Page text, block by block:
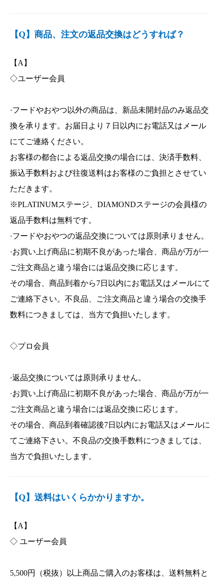
【Q】商品、注文の返品交換はどうすれば？
【A】
◇ユーザー会員
·フードやおやつ以外の商品は、新品未開封品のみ返品交
換を承ります。お届日より７日以内にお電話又はメール
にてご連絡ください。
お客様の都合による返品交換の場合には、決済手数料、
振込手数料および往復送料はお客様のご負担とさせてい
ただきます。
※PLATINUMステージ、DIAMONDステージの会員様の
返品手数料は無料です。
·フードやおやつの返品交換については原則承りません。
·お買い上げ商品に初期不良があった場合、商品が万が一
ご注文商品と違う場合には返品交換に応じます。
その場合、商品到着から7日以内にお電話又はメールにて
ご連絡下さい。不良品、ご注文商品と違う場合の交換手
数料につきましては、当方で負担いたします。
◇プロ会員
·返品交換については原則承りません。
·お買い上げ商品に初期不良があった場合、商品が万が一
ご注文商品と違う場合には返品交換に応じます。
その場合、商品到着確認後7日以内にお電話又はメールに
てご連絡下さい。不良品の交換手数料につきましては、
当方で負担いたします。
【Q】送料はいくらかかりますか。
【A】
◇ ユーザー会員
5,500円（税抜）以上商品ご購入のお客様は、送料無料と